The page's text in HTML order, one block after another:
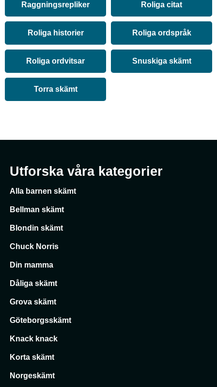
Raggningsrepliker Roliga citat
Roliga historier Roliga ordspråk
Roliga ordvitsar Snuskiga skämt
Torra skämt
Utforska våra kategorier
Alla barnen skämt
Bellman skämt
Blondin skämt
Chuck Norris
Din mamma
Dåliga skämt
Grova skämt
Göteborgsskämt
Knack knack
Korta skämt
Norgeskämt